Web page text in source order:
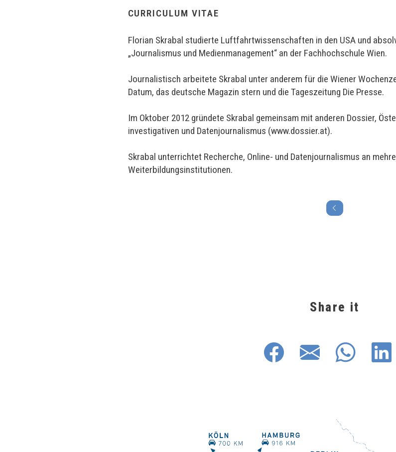
CURRICULUM VITAE
Florian Skrabal studierte Luftfahrtwissenschaften in den USA und
„Journalismus und Medienmanagement“ an der Fachhochschule Wien.
Journalistisch arbeitete Skrabal unter anderem für die Wiener
Datum, das deutsche Magazin stern und die Tageszeitung Die Presse.
Im Oktober 2012 gründete Skrabal gemeinsam mit anderen Dossier,
investigativen und Datenjournalismus (www.dossier.at).
Skrabal unterrichtet Recherche, Online- und Datenjournalismus an
Weiterbildungsinstitutionen.
Share it